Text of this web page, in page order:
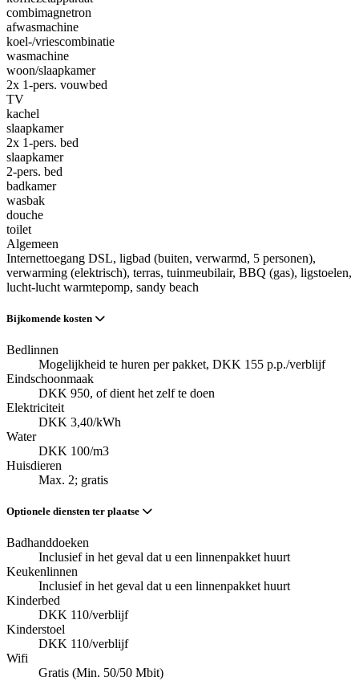
combimagnetron
afwasmachine
koel-/vriescombinatie
wasmachine
woon/slaapkamer
2x 1-pers. vouwbed
TV
kachel
slaapkamer
2x 1-pers. bed
slaapkamer
2-pers. bed
badkamer
wasbak
douche
toilet
Algemeen
Internettoegang DSL, ligbad (buiten, verwarmd, 5 personen),
verwarming (elektrisch), terras, tuinmeubilair, BBQ (gas), ligstoelen,
lucht-lucht warmtepomp, sandy beach
Bijkomende kosten
Bedlinnen
Mogelijkheid te huren per pakket, DKK 155 p.p./verblijf
Eindschoonmaak
DKK 950, of dient het zelf te doen
Elektriciteit
DKK 3,40/kWh
Water
DKK 100/m3
Huisdieren
Max. 2; gratis
Optionele diensten ter plaatse
Badhanddoeken
Inclusief in het geval dat u een linnenpakket huurt
Keukenlinnen
Inclusief in het geval dat u een linnenpakket huurt
Kinderbed
DKK 110/verblijf
Kinderstoel
DKK 110/verblijf
Wifi
Gratis (Min. 50/50 Mbit)